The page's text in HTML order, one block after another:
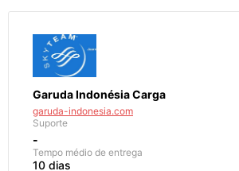
Garuda Indonésia Carga
garuda-indonesia.com
Suporte
-
Tempo médio de entrega
10 dias